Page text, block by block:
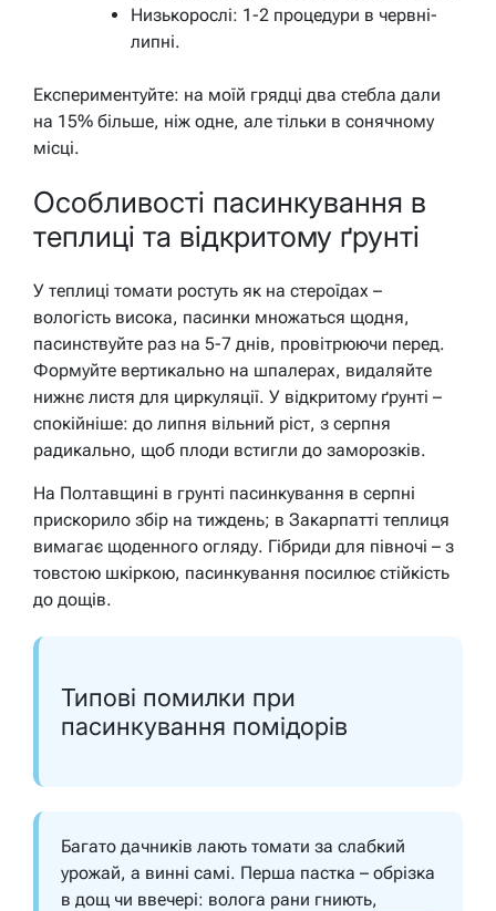
Низькорослі: 1-2 процедури в червні-
липні.
Експериментуйте: на моїй грядці два стебла дали
на 15% більше, ніж одне, але тільки в сонячному
місці.
Особливості пасинкування в
теплиці та відкритому ґрунті
У теплиці томати ростуть як на стероїдах –
вологість висока, пасинки множаться щодня,
пасинствуйте раз на 5-7 днів, провітрюючи перед.
Формуйте вертикально на шпалерах, видаляйте
нижнє листя для циркуляції. У відкритому ґрунті –
спокійніше: до липня вільний ріст, з серпня
радикально, щоб плоди встигли до заморозків.
На Полтавщині в грунті пасинкування в серпні
прискорило збір на тиждень; в Закарпатті теплиця
вимагає щоденного огляду. Гібриди для півночі – з
товстою шкіркою, пасинкування посилює стійкість
до дощів.
Типові помилки при
пасинкування помідорів
Багато дачників лають томати за слабкий
урожай, а винні самі. Перша пастка – обрізка
в дощ чи ввечері: волога рани гниють,